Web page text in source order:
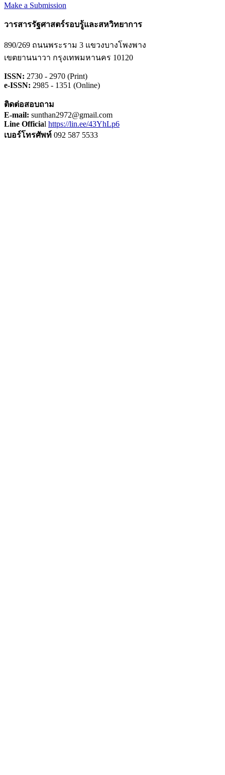
Make a Submission
วารสารรัฐศาสตร์รอบรู้และสหวิทยาการ
890/269 ถนนพระราม 3 แขวงบางโพงพาง
เขตยานนาวา กรุงเทพมหานคร 10120
ISSN: 2730 - 2970 (Print)
e-ISSN: 2985 - 1351 (Online)
ติดต่อสอบถาม
E-mail: sunthan2972@gmail.com
Line Official https://lin.ee/43YhLp6
เบอร์โทรศัพท์ 092 587 5533